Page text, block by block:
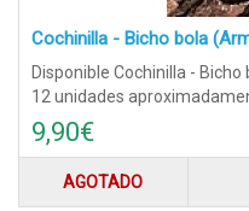
Cochinilla - Bicho bola
Disponible Cochinilla -
12 unidades
9,90€
AGOTADO